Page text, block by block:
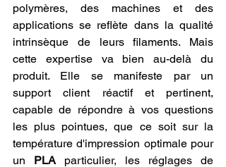
polymères, des machines et des
applications se reflète dans la qualité
intrinsèque de leurs filaments. Mais
cette expertise va bien au-delà du
produit. Elle se manifeste par un
support client réactif et pertinent,
capable de répondre à vos questions
les plus pointues, que ce soit sur la
température d'impression optimale pour
un PLA particulier, les réglages de